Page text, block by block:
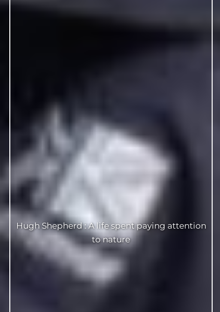
Hugh Shepherd : A life spent paying attention
to nature